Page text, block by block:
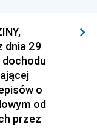
dnia 29
dochodu
o
od
przez